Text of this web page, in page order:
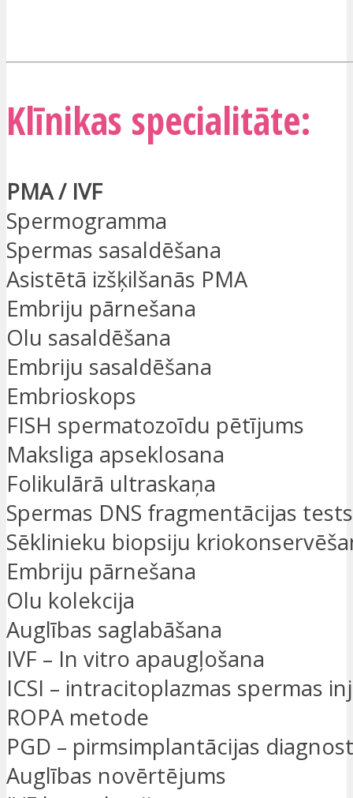
Klīnikas specialitāte:
PMA / IVF
Spermogramma
Spermas sasaldēšana
Asistētā izšķilšanās PMA
Embriju pārnešana
Olu sasaldēšana
Embriju sasaldēšana
Embrioskops
FISH spermatozoīdu pētījums
Maksliga apseklosana
Folikulārā ultraskaņa
Spermas DNS fragmentācijas tests
Sēklinieku biopsiju
Embriju pārnešana
Olu kolekcija
Auglības saglabāšana
IVF – In vitro apaugļošana
ICSI – intracitoplazmas spermas
ROPA metode
PGD – pirmsimplantācijas
Auglības novērtējums